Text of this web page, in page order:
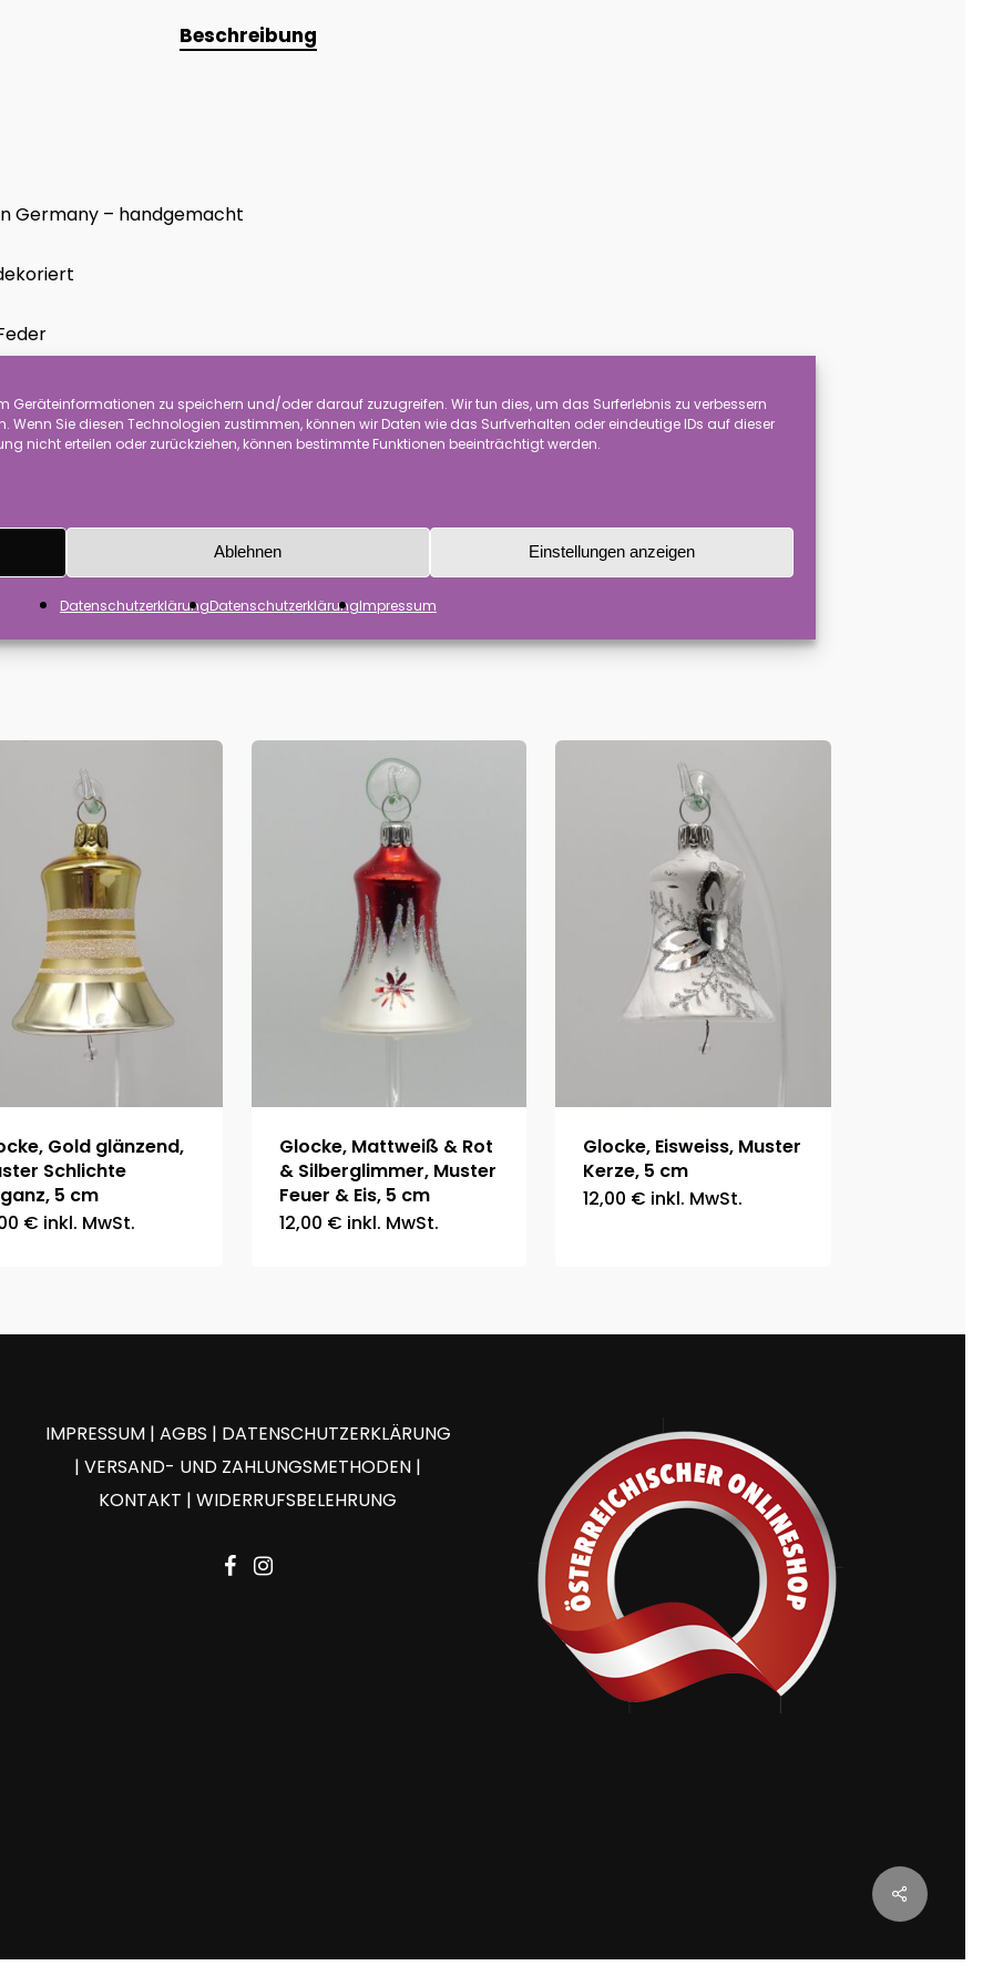
Geräteinformationen zu speichern und/oder darauf zuzugreifen. Wir tun dies, um das Surferlebnis zu verbessern
Wenn Sie diesen Technologien zustimmen, können wir Daten wie das Surfverhalten oder eindeutige IDs auf dieser
nicht erteilen oder zurückziehen, können bestimmte Funktionen beeinträchtigt werden.
Ablehnen Einstellungen anzeigen
DatenschutzerklärungDatenschutzerklärungImpressum
Beschreibung
Germany – handgemacht
um Dekoration und kein Spielzeug für Kinder. Die Ware ist zerbrechlich!
um Handarbeit. Die Waren werden handdekoriert und können sich in der Farbgebung und
Gold glänzend,
Schlichte
5 cm
€ inkl. MwSt.
Glocke, Mattweiß & Rot
& Silberglimmer, Muster
Feuer & Eis, 5 cm
12,00 € inkl. MwSt.
Glocke, Eisweiss, Muster
Kerze, 5 cm
12,00 € inkl. MwSt.
IMPRESSUM| AGBS | DATENSCHUTZERKLÄRUNG
|VERSAND- UND ZAHLUNGSMETHODEN |
KONTAKT |WIDERRUFSBELEHRUNG
facebook
instagram